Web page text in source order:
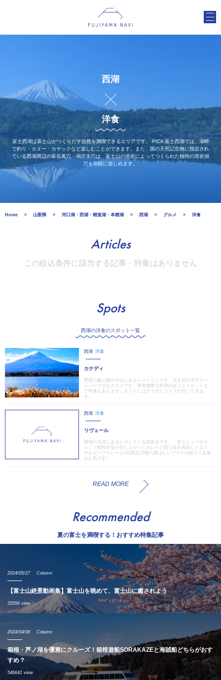
西湖
洋食
富士西湖は富士山がつくりだす自然を満喫できるエリアです。 PICA 富士西湖では、湖畔
で釣り・カヌー・カヤックなど楽しむことができます。また、国の天然記念物に指定され
ている西湖周辺の富岳風穴・鳴沢氷穴は、富士山の溶岩によってつくられた独特の溶岩洞
穴を気軽に楽しめます。
Home 山梨県 河口湖・西湖・精進湖・本栖湖 西湖 グルメ 洋食
Articles
この絞込条件に該当する記事・特集はありません
Spots
西湖の洋食のスポット一覧
西湖 洋食
カナディ
野鳥の森公園のそばにあるレストランです。大き目の手作りハ
ンバーグがおススメです。県名物郷土料理のほうとうセットな
ど和食もあります。セットにはサラダとライスが付いてきま
す。
西湖 洋食
リヴェール
西湖の北岸にあるレストラン＆喫茶店です。「富士ビューホテ
ル」で昭和天皇が召し上がったカレーと同じ味を再現したロイ
ヤルビーフカレーと1日限定10食の香ばしいフライの姫マス定食
が人気です。
READ MORE
Recommended
夏の富士を満喫する！おすすめ特集記事
2024/05/27 Column
【富士山絶景動画集】富士山を眺めて、富士山に癒されよう
33596 view
2024/04/08 Column
箱根・芦ノ湖を優雅にクルーズ！箱根遊船SORAKAZEと海賊船どちらがおす
すめ？
546641 view